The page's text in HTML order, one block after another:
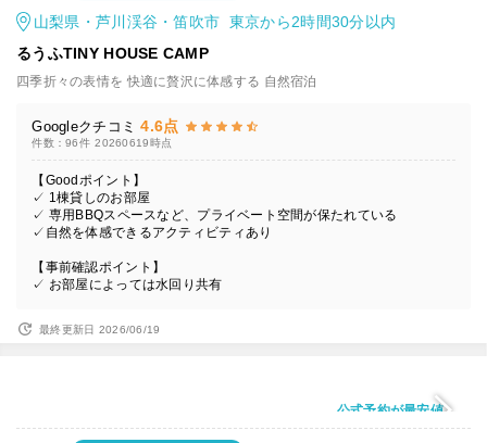
山梨県・芦川渓谷・笛吹市 東京から2時間30分以内
るうふTINY HOUSE CAMP
四季折々の表情を 快適に贅沢に体感する 自然宿泊
Googleクチコミ 4.6点
件数：96件 20260619時点
【Goodポイント】
✓ 1棟貸しのお部屋
✓ 専用BBQスペースなど、プライベート空間が保たれている
✓自然を体感できるアクティビティあり
【事前確認ポイント】
✓ お部屋によっては水回り共有
最終更新日 2026/06/19
公式予約が最安値